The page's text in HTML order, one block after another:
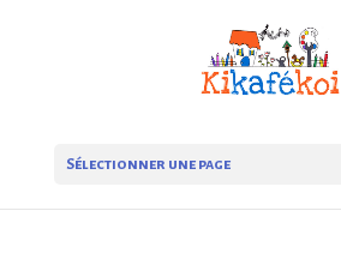
Sélectionner une page